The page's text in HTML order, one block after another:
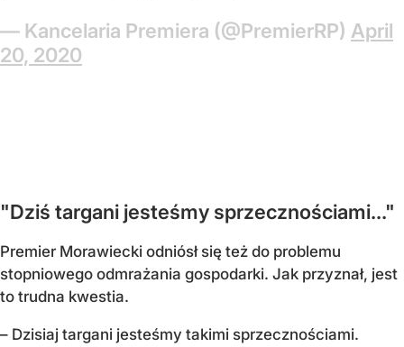
— Kancelaria Premiera (@PremierRP) April
20, 2020
"Dziś targani jesteśmy sprzecznościami..."
Premier Morawiecki odniósł się też do problemu
stopniowego odmrażania gospodarki. Jak przyznał, jest
to trudna kwestia.
– Dzisiaj targani jesteśmy takimi sprzecznościami.